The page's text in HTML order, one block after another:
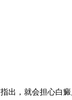
出，就会担心白